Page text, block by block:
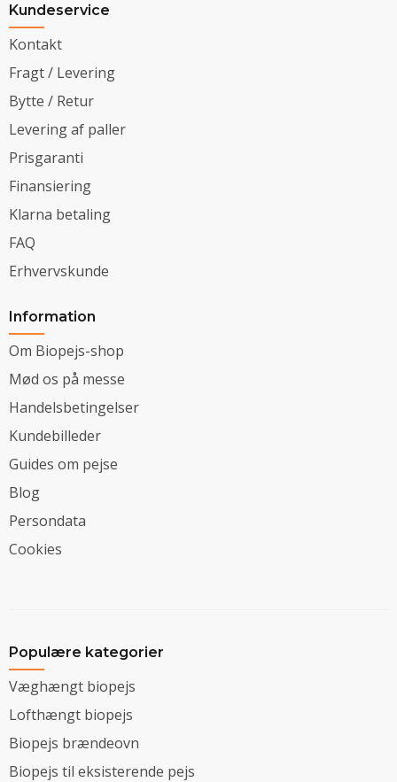
Kundeservice
Kontakt
Fragt / Levering
Bytte / Retur
Levering af paller
Prisgaranti
Finansiering
Klarna betaling
FAQ
Erhvervskunde
Information
Om Biopejs-shop
Mød os på messe
Handelsbetingelser
Kundebilleder
Guides om pejse
Blog
Persondata
Cookies
Populære kategorier
Væghængt biopejs
Lofthængt biopejs
Biopejs brændeovn
Biopejs til eksisterende pejs